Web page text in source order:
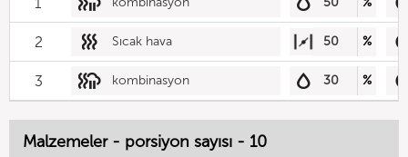
2 Sıcak hava 50 %
3 kombinasyon 30 %
Malzemeler - porsiyon sayısı - 10